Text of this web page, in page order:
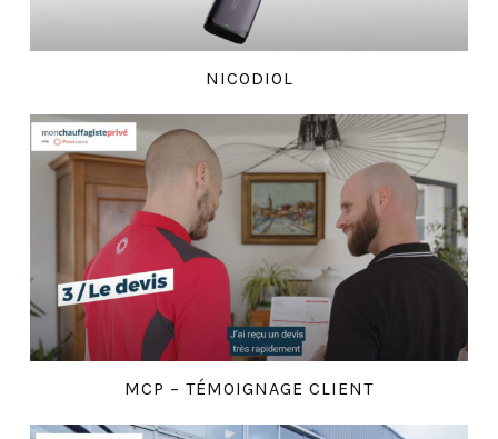
NICODIOL
MCP – TÉMOIGNAGE CLIENT